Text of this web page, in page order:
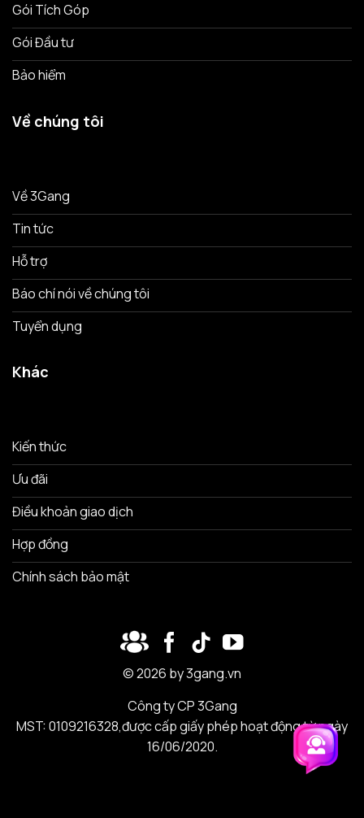
Gói Tích Góp
Gói Đầu tư
Bảo hiểm
Về chúng tôi
Về 3Gang
Tin tức
Hỗ trợ
Báo chí nói về chúng tôi
Tuyển dụng
Khác
Kiến thức
Ưu đãi
Điều khoản giao dịch
Hợp đồng
Chính sách bảo mật
© 2026 by 3gang.vn
Công ty CP 3Gang
MST: 0109216328,được cấp giấy phép hoạt động từ ngày
16/06/2020.